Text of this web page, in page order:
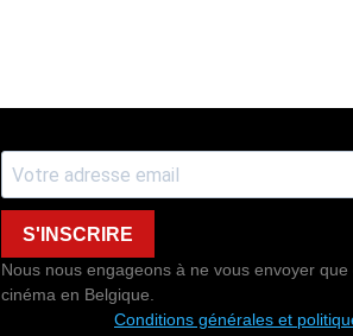
S'INSCRIRE
Nous nous engageons à ne vous envoyer
cinéma en Belgique.
Conditions générales et